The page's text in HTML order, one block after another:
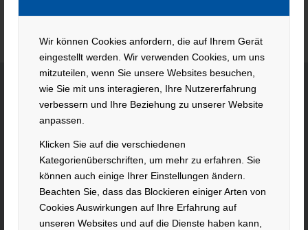
Wir können Cookies anfordern, die auf Ihrem Gerät
eingestellt werden. Wir verwenden Cookies, um uns
mitzuteilen, wenn Sie unsere Websites besuchen,
wie Sie mit uns interagieren, Ihre Nutzererfahrung
verbessern und Ihre Beziehung zu unserer Website
anpassen.
Klicken Sie auf die verschiedenen
Kategorienüberschriften, um mehr zu erfahren. Sie
können auch einige Ihrer Einstellungen ändern.
Beachten Sie, dass das Blockieren einiger Arten von
Cookies Auswirkungen auf Ihre Erfahrung auf
unseren Websites und auf die Dienste haben kann,
KONTAKT
Hacker Feinmechanik GmbH
Im Polder 2 / Neuhausen
94560 Offenberg
Tel. +49 991 99800 – 0
Fax. +49 991 91564